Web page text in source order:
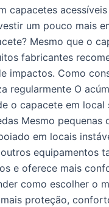
capacetes
um pouco mais
Mesmo que o
fabricantes
impactos. Como
regularmente O
o capacete em
Mesmo
em locais
equipamentos
e oferece mais
como escolher
proteção,